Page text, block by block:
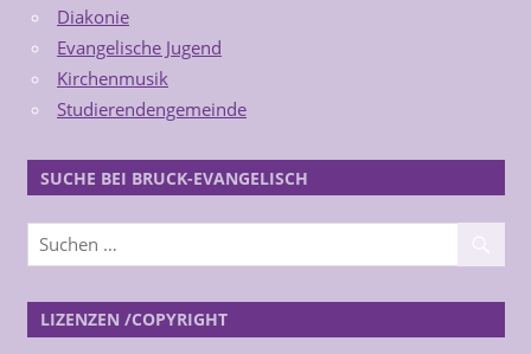
Diakonie
Evangelische Jugend
Kirchenmusik
Studierendengemeinde
SUCHE BEI BRUCK-EVANGELISCH
LIZENZEN /COPYRIGHT